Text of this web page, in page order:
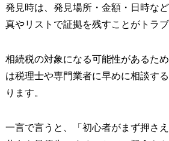
発見時は、発見場所・金額・日時な
真やリストで証拠を残すことがトラブ
相続税の対象になる可能性があるた
は税理士や専門業者に早めに相談す
ります。
一言で言うと、「初心者がまず押さ